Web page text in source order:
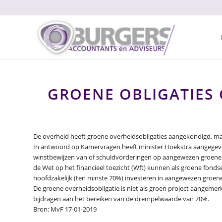
GROENE OBLIGATIES
De overheid heeft groene overheidsobligaties aangekondigd,
In antwoord op Kamervragen heeft minister Hoekstra
winstbewijzen van of schuldvorderingen op aangewezen
de Wet op het financieel toezicht (Wft) kunnen als groene
hoofdzakelijk (ten minste 70%) investeren in aangewezen
De groene overheidsobligatie is niet als groen project
bijdragen aan het bereiken van de drempelwaarde van 70%.
Bron: MvF 17-01-2019